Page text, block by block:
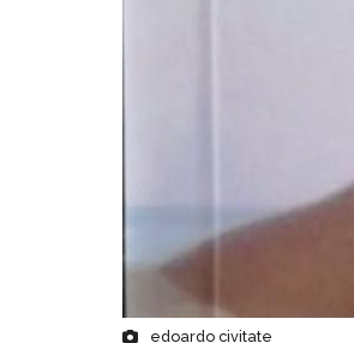
edoardo civitate